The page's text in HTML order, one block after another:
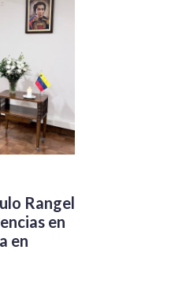
Rangel
en
en